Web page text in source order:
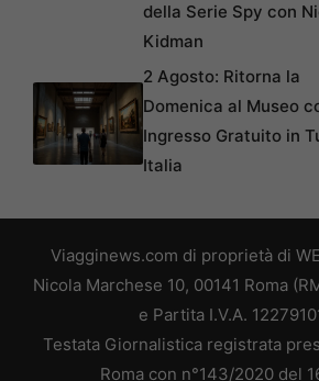
della Serie Spy con
Kidman
2 Agosto: Ritorna la
Domenica al Museo
Ingresso Gratuito in
Italia
Viagginews.com di proprietà di
Nicola Marchese 10, 00141 Roma
e Partita I.V.A.
Testata Giornalistica registrata
Roma con n°143/2020 del